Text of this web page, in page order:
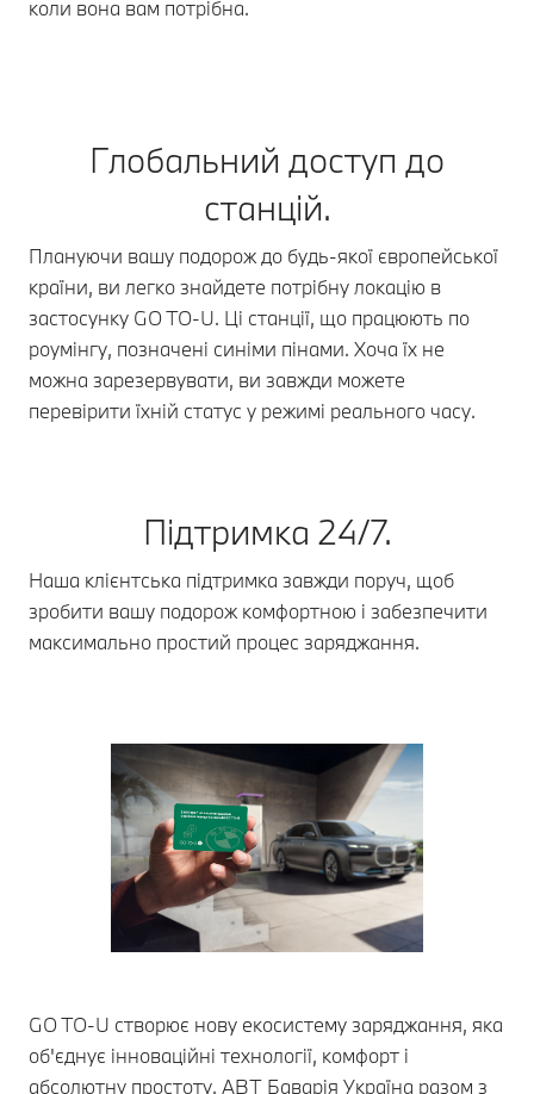
коли вона вам потрібна.
Глобальний доступ до
станцій.
Плануючи вашу подорож до будь-якої європейської
країни, ви легко знайдете потрібну локацію в
застосунку GO TO-U. Ці станції, що працюють по
роумінгу, позначені синіми пінами. Хоча їх не
можна зарезервувати, ви завжди можете
перевірити їхній статус у режимі реального часу.
Підтримка 24/7.
Наша клієнтська підтримка завжди поруч, щоб
зробити вашу подорож комфортною і забезпечити
максимально простий процес заряджання.
GO TO-U створює нову екосистему заряджання, яка
об'єднує інноваційні технології, комфорт і
абсолютну простоту. АВТ Баварія Україна разом з